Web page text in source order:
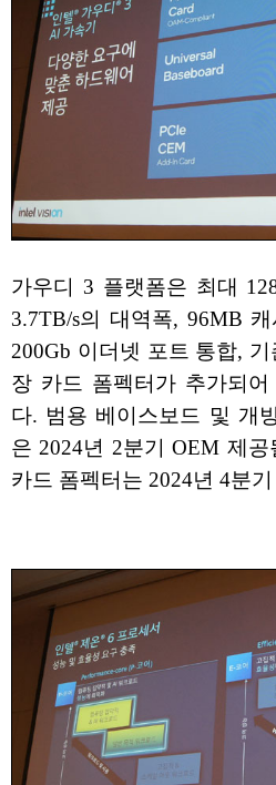
가우디 3 플랫폼은 최대
3.7TB/s의 대역폭, 96MB
200Gb 이더넷 포트 통합,
장 카드 폼펙터가 추가되
다. 범용 베이스보드 및 개
은 2024년 2분기 OEM 제
카드 폼펙터는 2024년 4분